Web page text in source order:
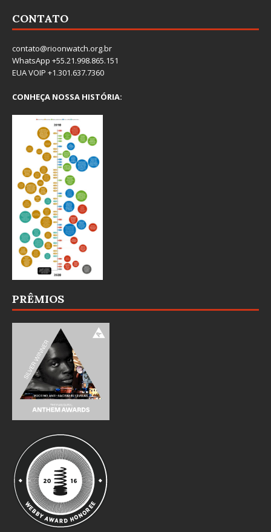
CONTATO
contato@rioonwatch.org.br
WhatsApp +55.21.998.865.151
EUA VOIP +1.301.637.7360
CONHEÇA NOSSA HISTÓRIA:
PRÊMIOS